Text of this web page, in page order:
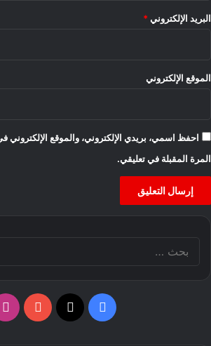
البريد الإلكتروني *
الموقع الإلكتروني
احفظ اسمي، بريدي الإلكتروني، والموقع الإلكتروني
المرة المقبلة في تعليقي.
فيسبوك